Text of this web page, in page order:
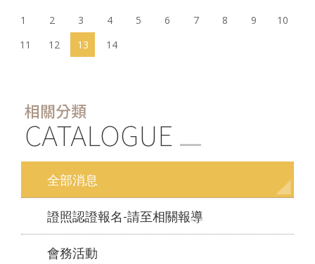
1 2 3 4 5 6 7 8 9
10
11
12 13(current)
14
相關分類
CATALOGUE
全部消息
證照認證報名-請至相關報導
會務活動